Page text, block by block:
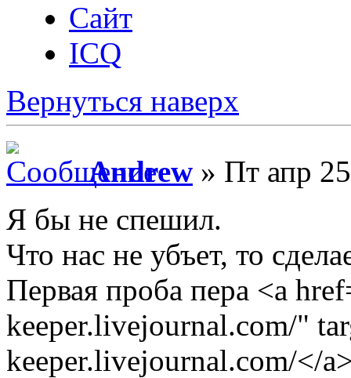
Сайт
ICQ
Вернуться наверх
Andrew » Пт апр
Я бы не спешил.
Что нас не убъет, то
Первая проба пера <a
keeper.livejournal.com/"
keeper.livejournal.com/</